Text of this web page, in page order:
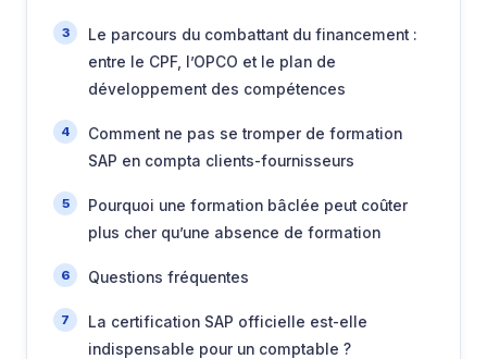
Le parcours du combattant du financement :
entre le CPF, l’OPCO et le plan de
développement des compétences
Comment ne pas se tromper de formation
SAP en compta clients-fournisseurs
Pourquoi une formation bâclée peut coûter
plus cher qu’une absence de formation
Questions fréquentes
La certification SAP officielle est-elle
indispensable pour un comptable ?